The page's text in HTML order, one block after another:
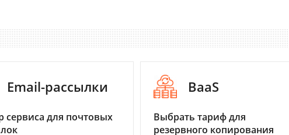
Email-рассылки
сервиса для почтовых
BaaS
Выбрать тариф для
резервного копирования